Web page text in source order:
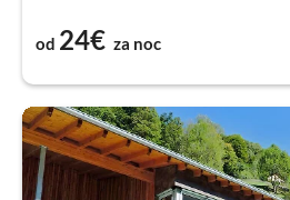
od 24€ za noc